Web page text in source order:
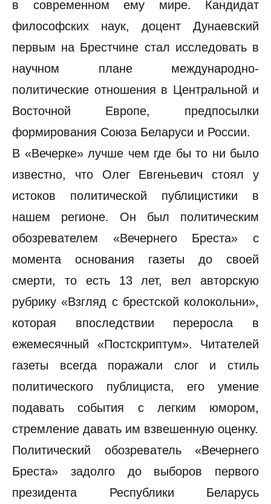
в современном ему мире. Кандидат
философских наук, доцент Дунаевский
первым на Брестчине стал исследовать в
научном плане международно-
политические отношения в Центральной и
Восточной Европе, предпосылки
формирования Союза Беларуси и России.
В «Вечерке» лучше чем где бы то ни было
известно, что Олег Евгеньевич стоял у
истоков политической публицистики в
нашем регионе. Он был политическим
обозревателем «Вечернего Бреста» с
момента основания газеты до своей
смерти, то есть 13 лет, вел авторскую
рубрику «Взгляд с брестской колокольни»,
которая впоследствии переросла в
ежемесячный «Постскриптум». Читателей
газеты всегда поражали слог и стиль
политического публициста, его умение
подавать события с легким юмором,
стремление давать им взвешенную оценку.
Политический обозреватель «Вечернего
Бреста» задолго до выборов первого
президента Республики Беларусь